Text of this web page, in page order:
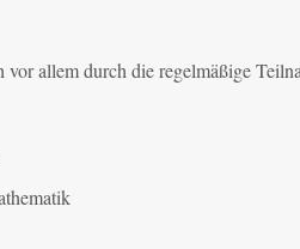
allem durch die regelmäßige